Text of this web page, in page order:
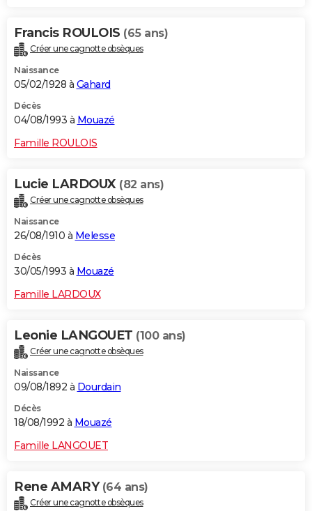
Francis ROULOIS (65 ans)
Créer une cagnotte obsèques
Naissance
05/02/1928 à Gahard
Décès
04/08/1993 à Mouazé
Famille ROULOIS
Lucie LARDOUX (82 ans)
Créer une cagnotte obsèques
Naissance
26/08/1910 à Melesse
Décès
30/05/1993 à Mouazé
Famille LARDOUX
Leonie LANGOUET (100 ans)
Créer une cagnotte obsèques
Naissance
09/08/1892 à Dourdain
Décès
18/08/1992 à Mouazé
Famille LANGOUET
Rene AMARY (64 ans)
Créer une cagnotte obsèques